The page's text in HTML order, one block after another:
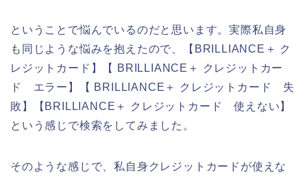
ということで悩んでいるのだと思います。実際私自身
も同じような悩みを抱えたので、【BRILLIANCE＋ ク
レジットカード】【 BRILLIANCE＋ クレジットカー
ド エラー】【 BRILLIANCE＋ クレジットカード 失
敗】【BRILLIANCE＋ クレジットカード 使えない】
という感じで検索をしてみました。
そのような感じで、私自身クレジットカードが使えな